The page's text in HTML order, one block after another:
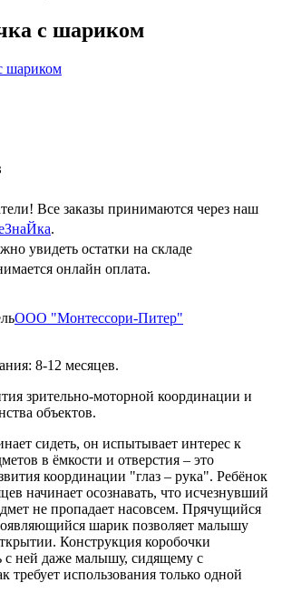
с шариком
Все заказы принимаются через наш
.
увидеть остатки на складе
онлайн оплата.
ООО "Монтессори-Питер"
8-12 месяцев.
зрительно-моторной координации и
объектов.
сидеть, он испытывает интерес к
в ёмкости и отверстия – это
координации "глаз – рука". Ребёнок
начинает осознавать, что исчезнувший
не пропадает насовсем. Прячущийся
шарик позволяет малышу
Конструкция коробочки
с ней даже малышу, сидящему с
требует использования только одной